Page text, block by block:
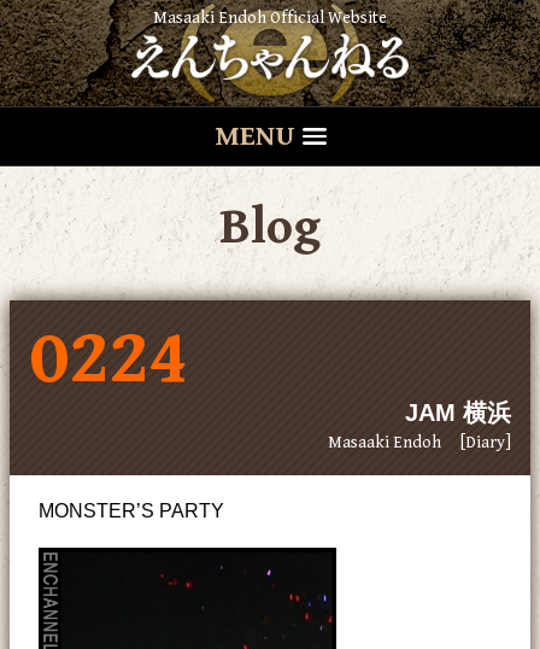
Masaaki Endoh Official Website
MENU
Blog
0224
JAM 横浜
Masaaki Endoh [Diary]
MONSTER’S PARTY